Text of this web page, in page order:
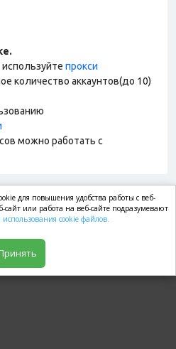
используйте прокси
количество аккаунтов(до 10)
можно работать с
для повышения удобства работы с веб-
или работа на веб-сайте подразумевают
cookie файлов.